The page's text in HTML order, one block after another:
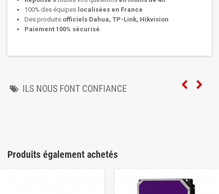
100% des équipes localisées en France
Des produits officiels Dahua, TP-Link, Hikvision
Paiement 100% sécurisé
ILS NOUS FONT CONFIANCE
Produits également achetés